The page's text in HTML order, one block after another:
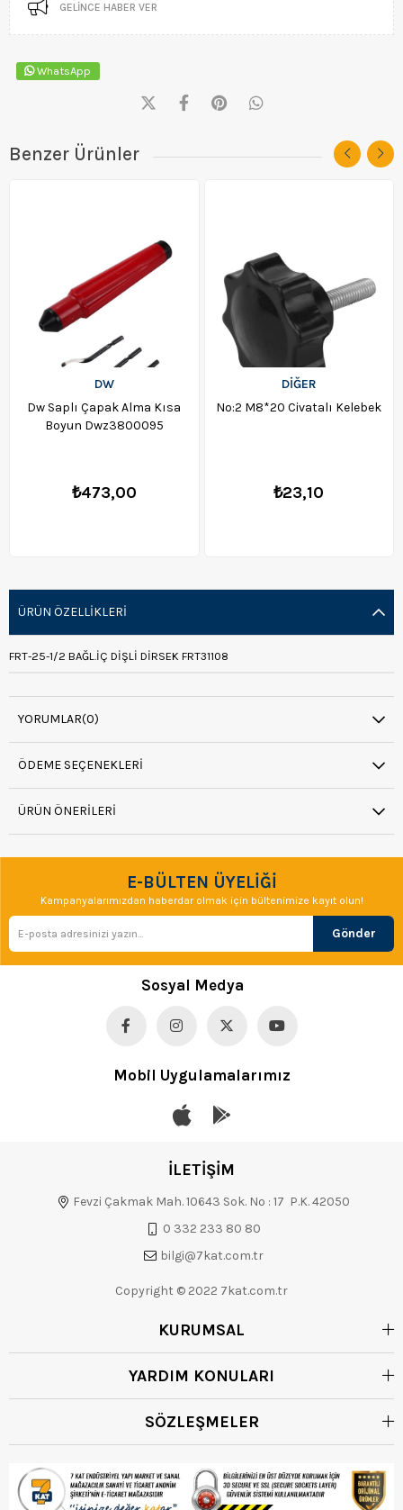
GELINCE HABER VER
WhatsApp
Benzer Ürünler
DW
Dw Saplı Çapak Alma Kısa
Boyun Dwz3800095
₺473,00
DİĞER
No:2 M8*20 Civatalı Kelebek
₺23,10
ÜRÜN ÖZELLIKLERI
FRT-25-1/2 BAĞL.İÇ DİŞLİ DİRSEK FRT31108
YORUMLAR(0)
ÖDEME SEÇENEKLERI
ÜRÜN ÖNERILERI
E-BÜLTEN ÜYELİĞİ
Kampanyalarımızdan haberdar olmak için bültenimize kayıt olun!
Gönder
Sosyal Medya
Mobil Uygulamalarımız
İLETİŞİM
Fevzi Çakmak Mah. 10643 Sok. No : 17 P.K. 42050
0 332 233 80 80
bilgi@7kat.com.tr
Copyright © 2022 7kat.com.tr
KURUMSAL
YARDIM KONULARI
SÖZLEŞMELER